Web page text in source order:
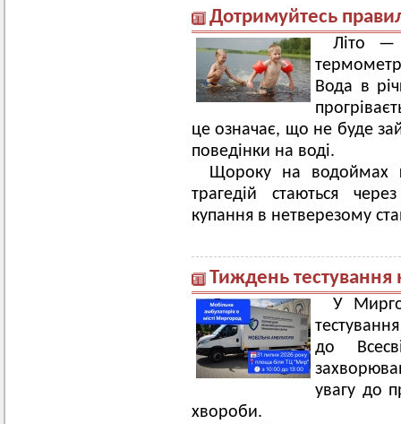
Дотримуйтесь
Літо —
Вода в
це означає, що не буде
поведінки на воді.
Щороку на водоймах
трагедій стаються
купання в нетверезому
Тиждень тестування
У
до
увагу до
хвороби.